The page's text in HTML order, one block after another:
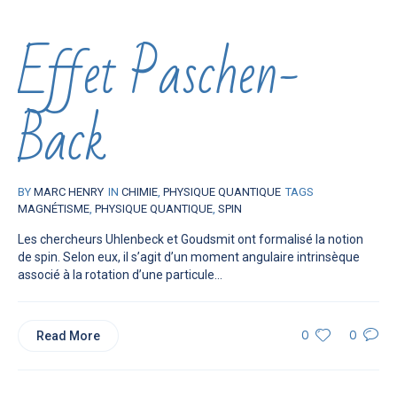
Effet Paschen-
Back
BY MARC HENRY IN CHIMIE PHYSIQUE QUANTIQUE TAGS
MAGNÉTISME PHYSIQUE QUANTIQUE SPIN
Les chercheurs Uhlenbeck et Goudsmit ont formalisé la notion
de spin. Selon eux, il s’agit d’un moment angulaire intrinsèque
associé à la rotation d’une particule...
0 0
Read More